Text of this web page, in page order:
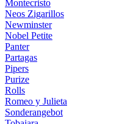
Montecristo
Neos Zigarillos
Newminster
Nobel Petite
Panter
Partagas
Pipers
Purize
Rolls
Romeo y Julieta
Sonderangebot